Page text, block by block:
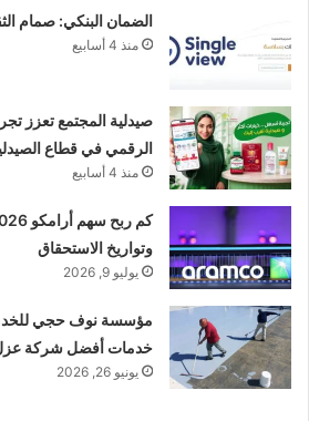
الضمان البنكي: صمام
منذ 4 أسابيع
صيدلية المجتمع تعزز
الرقمي في قطاع
منذ 4 أسابيع
وتواريخ الاستحقاق
يوليو 9, 2026
مؤسسة نوف حجي
خدمات أفضل شركة
يونيو 26, 2026